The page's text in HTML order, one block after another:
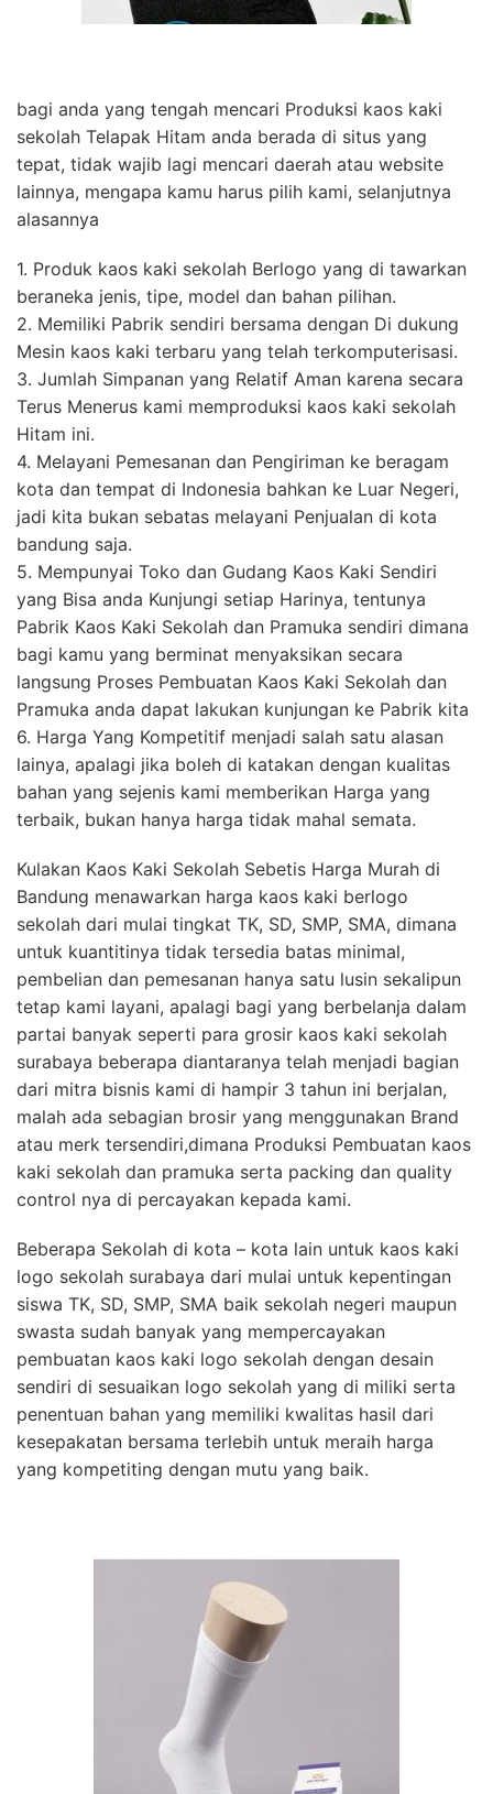
bagi anda yang tengah mencari Produksi kaos kaki
sekolah Telapak Hitam anda berada di situs yang
tepat, tidak wajib lagi mencari daerah atau website
lainnya, mengapa kamu harus pilih kami, selanjutnya
alasannya
1. Produk kaos kaki sekolah Berlogo yang di tawarkan
beraneka jenis, tipe, model dan bahan pilihan.
2. Memiliki Pabrik sendiri bersama dengan Di dukung
Mesin kaos kaki terbaru yang telah terkomputerisasi.
3. Jumlah Simpanan yang Relatif Aman karena secara
Terus Menerus kami memproduksi kaos kaki sekolah
Hitam ini.
4. Melayani Pemesanan dan Pengiriman ke beragam
kota dan tempat di Indonesia bahkan ke Luar Negeri,
jadi kita bukan sebatas melayani Penjualan di kota
bandung saja.
5. Mempunyai Toko dan Gudang Kaos Kaki Sendiri
yang Bisa anda Kunjungi setiap Harinya, tentunya
Pabrik Kaos Kaki Sekolah dan Pramuka sendiri dimana
bagi kamu yang berminat menyaksikan secara
langsung Proses Pembuatan Kaos Kaki Sekolah dan
Pramuka anda dapat lakukan kunjungan ke Pabrik kita
6. Harga Yang Kompetitif menjadi salah satu alasan
lainya, apalagi jika boleh di katakan dengan kualitas
bahan yang sejenis kami memberikan Harga yang
terbaik, bukan hanya harga tidak mahal semata.
Kulakan Kaos Kaki Sekolah Sebetis Harga Murah di
Bandung menawarkan harga kaos kaki berlogo
sekolah dari mulai tingkat TK, SD, SMP, SMA, dimana
untuk kuantitinya tidak tersedia batas minimal,
pembelian dan pemesanan hanya satu lusin sekalipun
tetap kami layani, apalagi bagi yang berbelanja dalam
partai banyak seperti para grosir kaos kaki sekolah
surabaya beberapa diantaranya telah menjadi bagian
dari mitra bisnis kami di hampir 3 tahun ini berjalan,
malah ada sebagian brosir yang menggunakan Brand
atau merk tersendiri,dimana Produksi Pembuatan kaos
kaki sekolah dan pramuka serta packing dan quality
control nya di percayakan kepada kami.
Beberapa Sekolah di kota – kota lain untuk kaos kaki
logo sekolah surabaya dari mulai untuk kepentingan
siswa TK, SD, SMP, SMA baik sekolah negeri maupun
swasta sudah banyak yang mempercayakan
pembuatan kaos kaki logo sekolah dengan desain
sendiri di sesuaikan logo sekolah yang di miliki serta
penentuan bahan yang memiliki kwalitas hasil dari
kesepakatan bersama terlebih untuk meraih harga
yang kompetiting dengan mutu yang baik.